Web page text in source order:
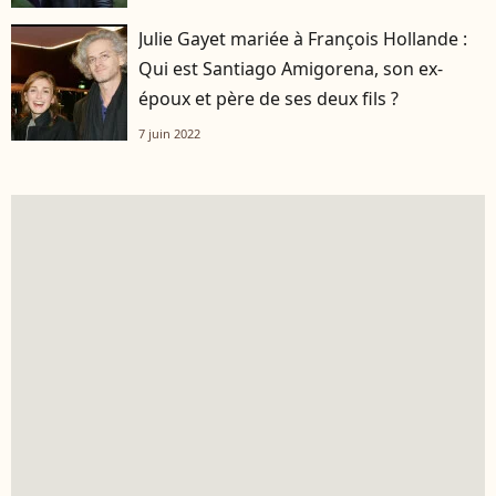
Julie Gayet mariée à François Hollande :
Qui est Santiago Amigorena, son ex-
époux et père de ses deux fils ?
7 juin 2022